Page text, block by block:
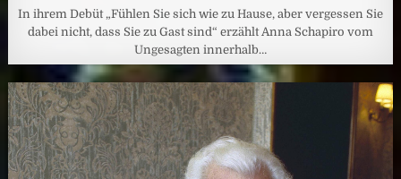
In ihrem Debüt „Fühlen Sie sich wie zu Hause, aber vergessen Sie
dabei nicht, dass Sie zu Gast sind“ erzählt Anna Schapiro vom
Ungesagten innerhalb…